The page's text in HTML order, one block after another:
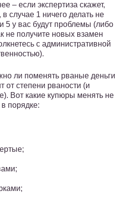
– если экспертиза скажет,
случае 1 ничего делать не
5 у вас будут проблемы (либо
не получите новых взамен
с административной
ли поменять рваные деньги
от степени рваности (и
Вот какие купюры менять не
порядке: